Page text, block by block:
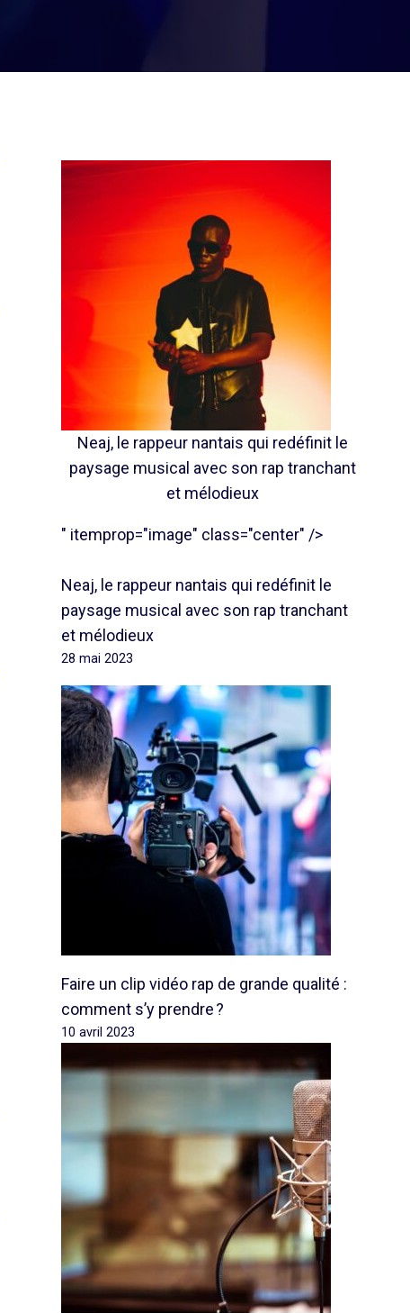
Neaj, le rappeur nantais qui redéfinit le
paysage musical avec son rap tranchant
et mélodieux
" itemprop="image" class="center" />
Neaj, le rappeur nantais qui redéfinit le
paysage musical avec son rap tranchant
et mélodieux
28 mai 2023
Faire un clip vidéo rap de grande qualité :
comment s’y prendre ?
10 avril 2023